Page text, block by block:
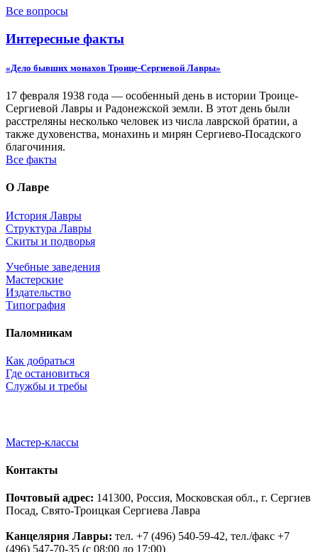
Все вопросы
Интересные факты
«Дело бывших монахов Троице-Сергиевой Лавры»
17 февраля 1938 года — особенный день в истории Троице-
Сергиевой Лавры и Радонежской земли. В этот день были
расстреляны несколько человек из числа лаврской братии, а
также духовенства, монахинь и мирян Сергиево-Посадского
благочиния.
Все факты
О Лавре
История Лавры
Структура Лавры
Скиты и подворья
Учебные заведения
Мастерские
Издательство
Типография
Паломникам
Как добраться
Где остановиться
Службы и требы
Мастер-классы
Контакты
Почтовый адрес: 141300, Россия, Московская обл., г. Сергиев
Посад, Свято-Троицкая Сергиева Лавра
Канцелярия Лавры: тел. +7 (496) 540-59-42, тел./факс +7
(496) 547-70-35 (с 08:00 до 17:00)